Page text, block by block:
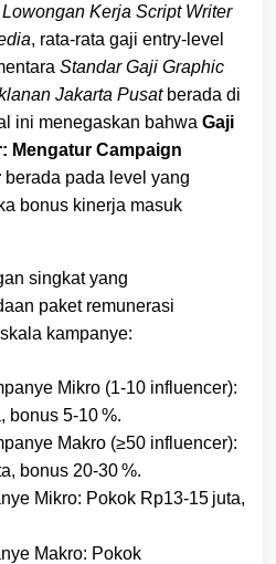
Lowongan Kerja Script Writer
, rata‑rata gaji entry‑level
Standar Gaji Graphic
Jakarta Pusatberada di
ini menegaskan bahwa Gaji
Mengatur Campaign
berada pada level yang
bonus kinerja masuk
singkat yang
paket remunerasi
kampanye:
Mikro (1‑10 influencer):
bonus 5‑10 %.
Makro (≥50 influencer):
bonus 20‑30 %.
Mikro: Pokok Rp13‑15 juta,
Makro: Pokok